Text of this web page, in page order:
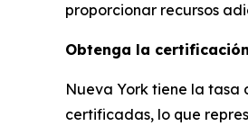
proporcionar recursos
Obtenga la
Nueva York tiene la tasa
certificadas, lo que